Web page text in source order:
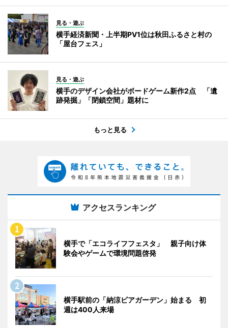
見る・遊ぶ
横手経済新聞・上半期PV1位は秋田ふるさと村の
「屋台フェス」
見る・遊ぶ
横手のデザイン会社がボードゲーム新作2点 「遺
跡発掘」「閉鎖空間」題材に
もっと見る
アクセスランキング
横手で「エコライフフェスタ」 親子向け体
験会やゲームで環境問題啓発
横手駅前の「納涼ビアガーデン」始まる 初
週は400人来場